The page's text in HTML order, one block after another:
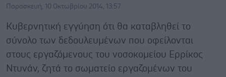
Παρασκευή, 10 Οκτωβρίου 2014, 13:57
Κυβερνητική εγγύηση ότι θα καταβληθεί το
σύνολο των δεδουλευμένων που οφείλονται
στους εργαζόμενους του νοσοκομείου Ερρίκος
Ντυνάν, ζητά το σωματείο εργαζομένων του